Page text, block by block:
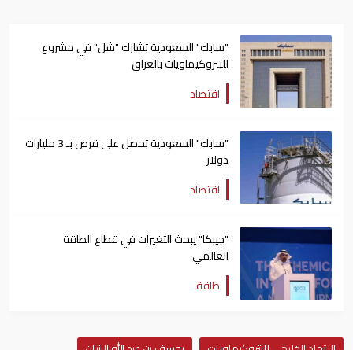
"سابك" السعودية تشارك "شل" في مشروع
للبتروكيماويات بالعراق
اقتصاد
"سابك" السعودية تحصل على قرض بـ 3 مليارات
دولار
اقتصاد
"جيبكا" يبحث التغيرات في قطاع الطاقة
العالمي
طاقة